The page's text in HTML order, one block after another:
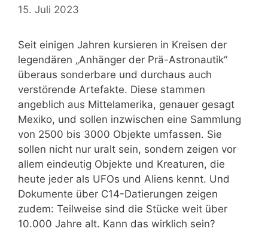
15. Juli 2023
Seit einigen Jahren kursieren in Kreisen der
legendären „Anhänger der Prä-Astronautik“
überaus sonderbare und durchaus auch
verstörende Artefakte. Diese stammen
angeblich aus Mittelamerika, genauer gesagt
Mexiko, und sollen inzwischen eine Sammlung
von 2500 bis 3000 Objekte umfassen. Sie
sollen nicht nur uralt sein, sondern zeigen vor
allem eindeutig Objekte und Kreaturen, die
heute jeder als UFOs und Aliens kennt. Und
Dokumente über C14-Datierungen zeigen
zudem: Teilweise sind die Stücke weit über
10.000 Jahre alt. Kann das wirklich sein?